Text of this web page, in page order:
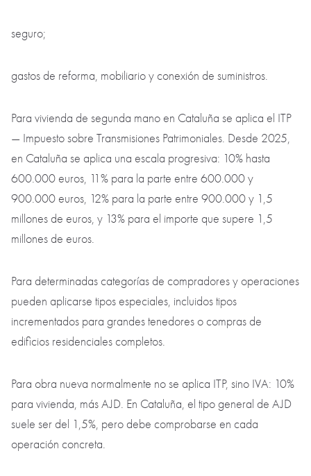
seguro;
gastos de reforma, mobiliario y conexión de suministros.
Para vivienda de segunda mano en Cataluña se aplica el ITP
— Impuesto sobre Transmisiones Patrimoniales. Desde 2025,
en Cataluña se aplica una escala progresiva: 10% hasta
600.000 euros, 11% para la parte entre 600.000 y
900.000 euros, 12% para la parte entre 900.000 y 1,5
millones de euros, y 13% para el importe que supere 1,5
millones de euros.
Para determinadas categorías de compradores y operaciones
pueden aplicarse tipos especiales, incluidos tipos
incrementados para grandes tenedores o compras de
edificios residenciales completos.
Para obra nueva normalmente no se aplica ITP, sino IVA: 10%
para vivienda, más AJD. En Cataluña, el tipo general de AJD
suele ser del 1,5%, pero debe comprobarse en cada
operación concreta.